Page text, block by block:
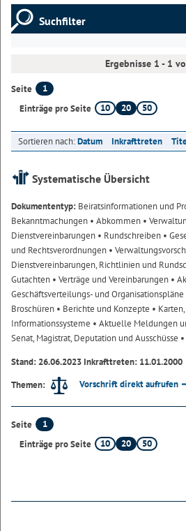
Suchfilter
Ergebnisse 1 - 1
Seite
1
Einträge pro Seite
10 20 50
Sortieren nach:Datum Inkrafttreten
Systematische Übersicht
Dokumententyp: Beiratsinformationen und
Bekanntmachungen • Abkommen •
Dienstvereinbarungen • Rundschreiben •
und Rechtsverordnungen •
Dienstvereinbarungen, Richtlinien und
Gutachten • Verträge und Vereinbarungen •
Geschäftsverteilungs- und Organisationspläne
Broschüren • Berichte und Konzepte •
Informationssysteme • Aktuelle Meldungen
Senat, Magistrat, Deputation und Ausschüsse
Stand: 26.06.2023 Inkrafttreten: 11.01.2000
Themen:
Vorschrift direkt aufrufen
Seite
1
Einträge pro Seite
10 20 50